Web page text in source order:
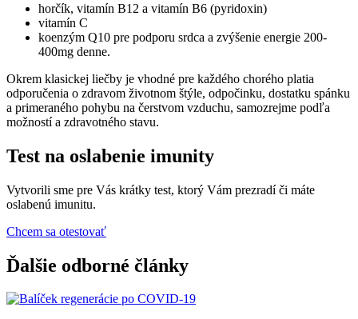
horčík, vitamín B12 a vitamín B6 (pyridoxin)
vitamín C
koenzým Q10 pre podporu srdca a zvýšenie energie 200-
400mg denne.
Okrem klasickej liečby je vhodné pre každého chorého platia
odporučenia o zdravom životnom štýle, odpočinku, dostatku spánku
a primeraného pohybu na čerstvom vzduchu, samozrejme podľa
možností a zdravotného stavu.
Test na oslabenie imunity
Vytvorili sme pre Vás krátky test, ktorý Vám prezradí či máte
oslabenú imunitu.
Chcem sa otestovať
Ďalšie odborné články